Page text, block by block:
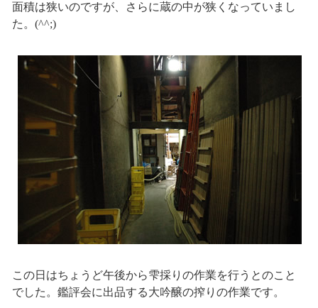
面積は狭いのですが、さらに蔵の中が狭くなっていまし
た。(^^;)
この日はちょうど午後から雫採りの作業を行うとのこと
でした。鑑評会に出品する大吟醸の搾りの作業です。